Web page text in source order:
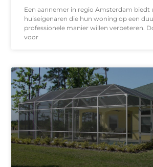
Een aannemer in regio Amsterdam
huiseigenaren die hun woning op een
professionele manier willen verbeteren.
voor